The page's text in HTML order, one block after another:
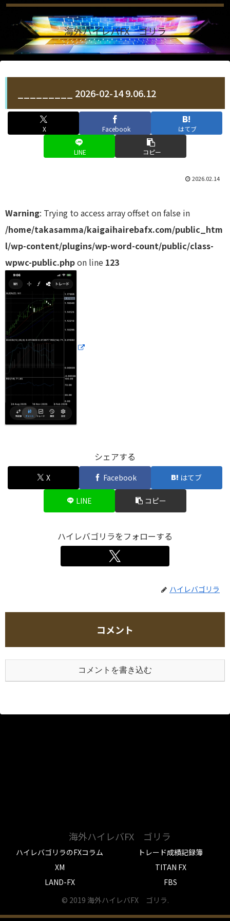
海外ハイレバFX ゴリラ
_________ 2026-02-14 9.06.12
X Facebook はてブ
LINE コピー
2026.02.14
Warning: Trying to access array offset on false in
/home/takasamma/kaigaihairebafx.com/public_htm
l/wp-content/plugins/wp-word-count/public/class-
wpwc-public.phpon line 123
シェアする
X Facebook はてブ
LINE コピー
ハイレバゴリラをフォローする
ハイレバゴリラ
コメント
コメントを書き込む
海外ハイレバFX ゴリラ
ハイレバゴリラのFXコラム
トレード成績記録簿
XM
TITAN FX
LAND-FX
FBS
© 2019 海外ハイレバFX ゴリラ.